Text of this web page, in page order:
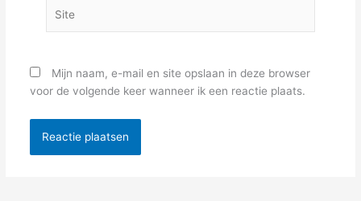
Mijn naam, e-mail en site opslaan in deze browser
voor de volgende keer wanneer ik een reactie plaats.